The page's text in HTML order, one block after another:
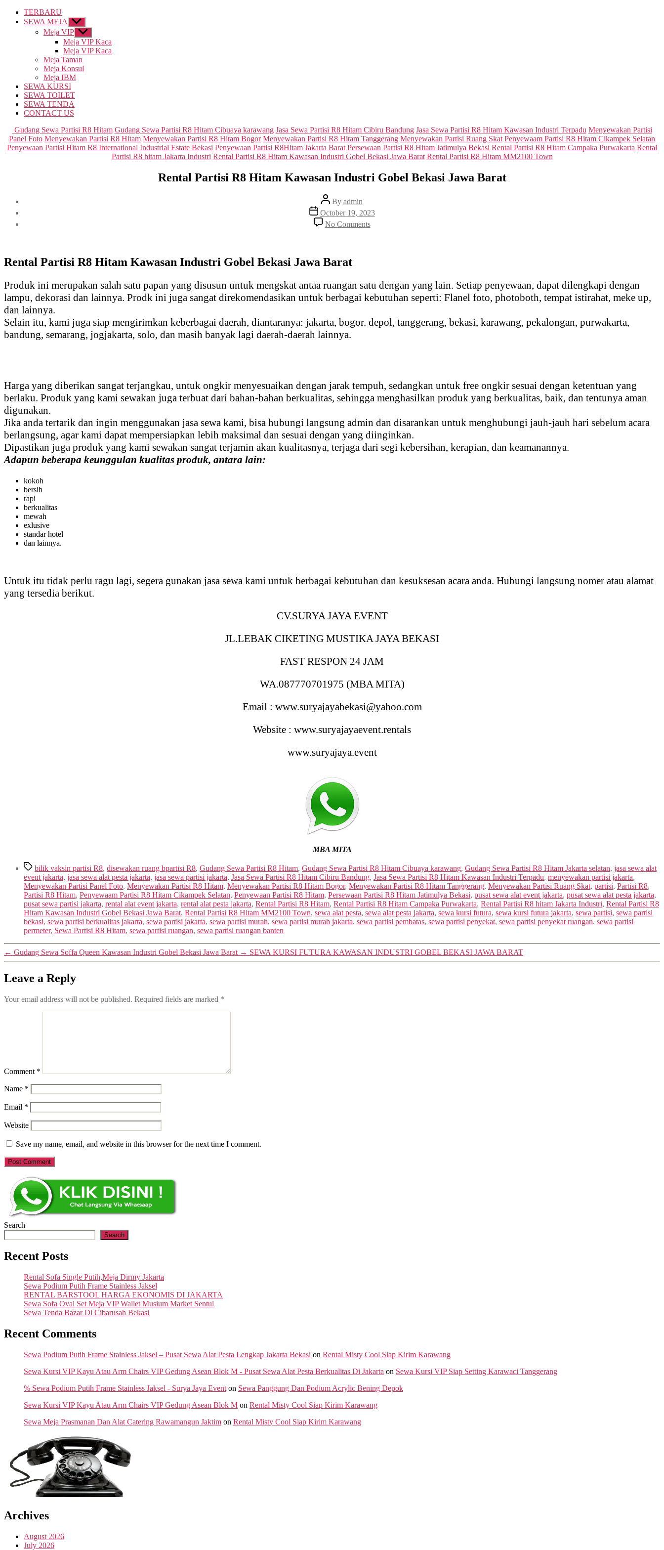
TERBARU
SEWA MEJA
Show
sub
menu
Meja VIP Show
sub
menu
Meja VIP Kaca
Meja VIP Kaca
Meja Taman
Meja Konsul
Meja IBM
SEWA KURSI
SEWA TOILET
SEWA TENDA
CONTACT US
Categories
Gudang Sewa Partisi R8 Hitam Gudang Sewa Partisi R8 Hitam Cibuaya karawang Jasa Sewa Partisi R8 Hitam Cibiru Bandung Jasa Sewa Partisi R8 Hitam Kawasan Industri Terpadu Menyewakan Partisi
Panel Foto Menyewakan Partisi R8 Hitam Menyewakan Partisi R8 Hitam Bogor Menyewakan Partisi R8 Hitam Tanggerang Menyewakan Partisi Ruang Skat Penyewaam Partisi R8 Hitam Cikampek Selatan
Penyewaan Partisi Hitam R8 International Industrial Estate Bekasi Penyewaan Partisi R8Hitam Jakarta Barat Persewaan Partisi R8 Hitam Jatimulya Bekasi Rental Partisi R8 Hitam Campaka Purwakarta Rental
Partisi R8 hitam Jakarta Industri Rental Partisi R8 Hitam Kawasan Industri Gobel Bekasi Jawa Barat Rental Partisi R8 Hitam MM2100 Town
Rental Partisi R8 Hitam Kawasan Industri Gobel Bekasi Jawa Barat
Post
author
By admin
Post
date
October 19, 2023
No Commentson
Rental
Gobel
Bekasi
Jawa
Rental Partisi R8 Hitam Kawasan Industri Gobel Bekasi Jawa Barat
Produk ini merupakan salah satu papan yang disusun untuk mengskat antaa ruangan satu dengan yang lain. Setiap penyewaan, dapat dilengkapi dengan
lampu, dekorasi dan lainnya. Prodk ini juga sangat direkomendasikan untuk berbagai kebutuhan seperti: Flanel foto, photoboth, tempat istirahat, meke up,
dan lainnya.
Selain itu, kami juga siap mengirimkan keberbagai daerah, diantaranya: jakarta, bogor. depol, tanggerang, bekasi, karawang, pekalongan, purwakarta,
bandung, semarang, jogjakarta, solo, dan masih banyak lagi daerah-daerah lainnya.
Harga yang diberikan sangat terjangkau, untuk ongkir menyesuaikan dengan jarak tempuh, sedangkan untuk free ongkir sesuai dengan ketentuan yang
berlaku. Produk yang kami sewakan juga terbuat dari bahan-bahan berkualitas, sehingga menghasilkan produk yang berkualitas, baik, dan tentunya aman
digunakan.
Jika anda tertarik dan ingin menggunakan jasa sewa kami, bisa hubungi langsung admin dan disarankan untuk menghubungi jauh-jauh hari sebelum acara
berlangsung, agar kami dapat mempersiapkan lebih maksimal dan sesuai dengan yang diinginkan.
Dipastikan juga produk yang kami sewakan sangat terjamin akan kualitasnya, terjaga dari segi kebersihan, kerapian, dan keamanannya.
Adapun beberapa keunggulan kualitas produk, antara lain:
kokoh
bersih
rapi
berkualitas
mewah
exlusive
standar hotel
dan lainnya.
Untuk itu tidak perlu ragu lagi, segera gunakan jasa sewa kami untuk berbagai kebutuhan dan kesuksesan acara anda. Hubungi langsung nomer atau alamat
yang tersedia berikut.
CV.SURYA JAYA EVENT
JL.LEBAK CIKETING MUSTIKA JAYA BEKASI
FAST RESPON 24 JAM
WA.087770701975 (MBA MITA)
Email : www.suryajayabekasi@yahoo.com
Website : www.suryajayaevent.rentals
www.suryajaya.event
MBA MITA
Tagsbilik vaksin partisi R8, disewakan ruang bpartisi R8, Gudang Sewa Partisi R8 Hitam, Gudang Sewa Partisi R8 Hitam Cibuaya karawang, Gudang Sewa Partisi R8 Hitam Jakarta selatan, jasa sewa alat
event jakarta, jasa sewa alat pesta jakarta, jasa sewa partisi jakarta, Jasa Sewa Partisi R8 Hitam Cibiru Bandung, Jasa Sewa Partisi R8 Hitam Kawasan Industri Terpadu, menyewakan partisi jakarta,
Menyewakan Partisi Panel Foto, Menyewakan Partisi R8 Hitam, Menyewakan Partisi R8 Hitam Bogor, Menyewakan Partisi R8 Hitam Tanggerang, Menyewakan Partisi Ruang Skat, partisi, Partisi R8,
Partisi R8 Hitam, Penyewaam Partisi R8 Hitam Cikampek Selatan, Penyewaan Partisi R8 Hitam, Persewaan Partisi R8 Hitam Jatimulya Bekasi, pusat sewa alat event jakarta, pusat sewa alat pesta jakarta,
pusat sewa partisi jakarta, rental alat event jakarta, rental alat pesta jakarta, Rental Partisi R8 Hitam, Rental Partisi R8 Hitam Campaka Purwakarta, Rental Partisi R8 hitam Jakarta Industri, Rental Partisi R8
Hitam Kawasan Industri Gobel Bekasi Jawa Barat, Rental Partisi R8 Hitam MM2100 Town, sewa alat pesta, sewa alat pesta jakarta, sewa kursi futura, sewa kursi futura jakarta, sewa partisi, sewa partisi
bekasi, sewa partisi berkualitas jakarta, sewa partisi jakarta, sewa partisi murah, sewa partisi murah jakarta, sewa partisi pembatas, sewa partisi penyekat, sewa partisi penyekat ruangan, sewa partisi
permeter, Sewa Partisi R8 Hitam, sewa partisi ruangan, sewa partisi ruangan banten
← Gudang Sewa Soffa Queen Kawasan Industri Gobel Bekasi Jawa Barat → SEWA KURSI FUTURA KAWASAN INDUSTRI GOBEL BEKASI JAWA BARAT
Leave a Reply
Your email address will not be published. Required fields are marked *
Comment *
Name *
Email *
Website
Save my name, email, and website in this browser for the next time I comment.
Search
Search
Recent Posts
Rental Sofa Single Putih,Meja Dirmy Jakarta
Sewa Podium Putih Frame Stainless Jaksel
RENTAL BARSTOOL HARGA EKONOMIS DI JAKARTA
Sewa Sofa Oval Set Meja VIP Wallet Musium Market Sentul
Sewa Tenda Bazar Di Cibarusah Bekasi
Recent Comments
Sewa Podium Putih Frame Stainless Jaksel – Pusat Sewa Alat Pesta Lengkap Jakarta Bekasi on Rental Misty Cool Siap Kirim Karawang
Sewa Kursi VIP Kayu Atau Arm Chairs VIP Gedung Asean Blok M - Pusat Sewa Alat Pesta Berkualitas Di Jakarta on Sewa Kursi VIP Siap Setting Karawaci Tanggerang
% Sewa Podium Putih Frame Stainless Jaksel - Surya Jaya Event on Sewa Panggung Dan Podium Acrylic Bening Depok
Sewa Kursi VIP Kayu Atau Arm Chairs VIP Gedung Asean Blok M on Rental Misty Cool Siap Kirim Karawang
Sewa Meja Prasmanan Dan Alat Catering Rawamangun Jaktim on Rental Misty Cool Siap Kirim Karawang
Archives
August 2026
July 2026